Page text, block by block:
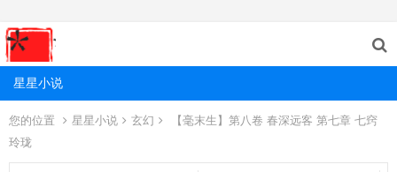
星星小说
您的位置 星星小说 玄幻
【毫末生】第八卷 春深远客 第七章 七窍
玲珑